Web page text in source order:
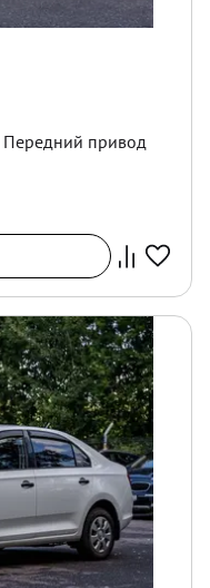
Передний привод